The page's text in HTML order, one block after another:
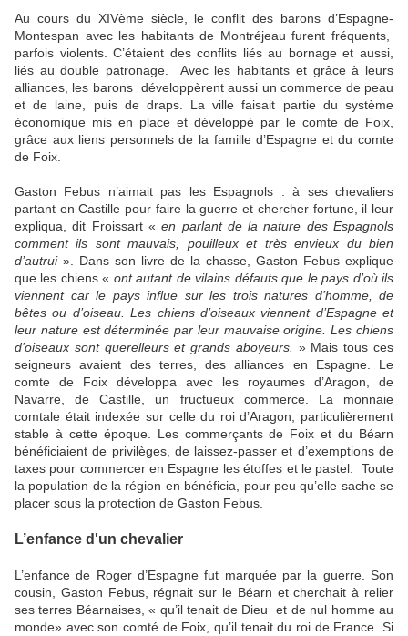
Au cours du XIVème siècle, le conflit des barons d’Espagne-
Montespan avec les habitants de Montréjeau furent fréquents,
parfois violents. C’étaient des conflits liés au bornage et aussi,
liés au double patronage. Avec les habitants et grâce à leurs
alliances, les barons développèrent aussi un commerce de peau
et de laine, puis de draps. La ville faisait partie du système
économique mis en place et développé par le comte de Foix,
grâce aux liens personnels de la famille d’Espagne et du comte
de Foix.
Gaston Febus n’aimait pas les Espagnols : à ses chevaliers
partant en Castille pour faire la guerre et chercher fortune, il leur
expliqua, dit Froissart «en parlant de la nature des Espagnols
comment ils sont mauvais, pouilleux et très envieux du bien
d’autrui». Dans son livre de la chasse, Gaston Febus explique
que les chiens « ont autant de vilains défauts que le pays d’où ils
viennent car le pays influe sur les trois natures d’homme, de
bêtes ou d’oiseau. Les chiens d’oiseaux viennent d’Espagne et
leur nature est déterminée par leur mauvaise origine. Les chiens
d’oiseaux sont querelleurs et grands aboyeurs.
» Mais tous ces
seigneurs avaient des terres, des alliances en Espagne. Le
comte de Foix développa avec les royaumes d’Aragon, de
Navarre, de Castille, un fructueux commerce. La monnaie
comtale était indexée sur celle du roi d’Aragon, particulièrement
stable à cette époque. Les commerçants de Foix et du Béarn
bénéficiaient de privilèges, de laissez-passer et d’exemptions de
taxes pour commercer en Espagne les étoffes et le pastel. Toute
la population de la région en bénéficia, pour peu qu’elle sache se
placer sous la protection de Gaston Febus.
L’enfance d'un chevalier
L’enfance de Roger d’Espagne fut marquée par la guerre. Son
cousin, Gaston Febus, régnait sur le Béarn et cherchait à relier
ses terres Béarnaises, « qu’il tenait de Dieu et de nul homme au
monde» avec son comté de Foix, qu’il tenait du roi de France. Si